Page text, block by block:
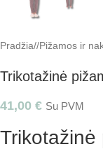
Pradžia/ Pižamos ir
Trikotažinė
41,00 € Su PVM
Trikotažinė